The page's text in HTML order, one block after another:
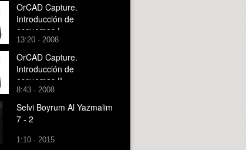
OrCAD Capture.
Introducción de
esquemas I
13:20 · 2008
OrCAD Capture.
Introducción de
esquemas II
8:43 · 2008
Selvi Boyrum Al Yazmalim
7 - 2
1:10 · 2015